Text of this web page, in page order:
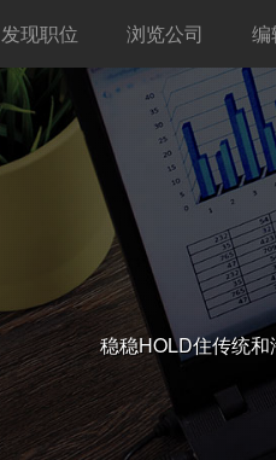
发现职位 浏览公司 编
稳稳HOLD住传统